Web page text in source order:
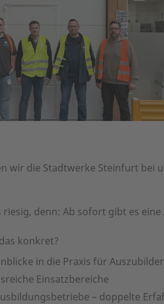
wir die Stadtwerke Steinfurt bei
denn: Ab sofort gibt es
konkret?
in die Praxis für
Einsatzbereiche
– doppelte